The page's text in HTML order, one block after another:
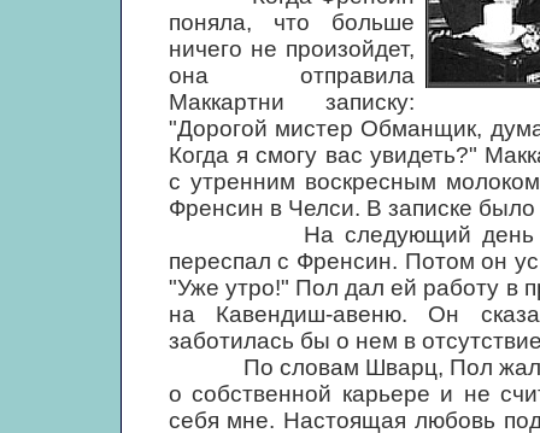
поняла, что больше
ничего не произойдет,
она отправила
Маккартни записку:
"Дорогой мистер Обманщик,
Когда я смогу вас увидеть?"
с утренним воскресным
Френсин в Челси. В записке
На следующий день
переспал с Френсин. Потом он
"Уже утро!" Пол дал ей работу в
на Кавендиш-авеню. Он
заботилась бы о нем в
По словам Шварц, Пол
о собственной карьере и не
себя мне. Настоящая любовь